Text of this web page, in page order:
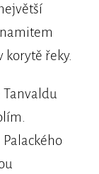
korytě řeky.
Tanvaldu